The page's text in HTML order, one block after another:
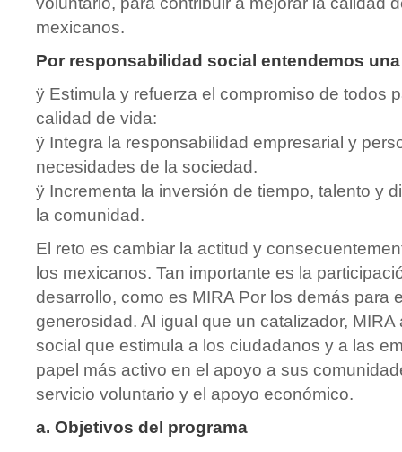
mexicanos.
Por responsabilidad social entendemos
ÿ Estimula y refuerza el compromiso de todos
calidad de vida:
ÿ Integra la responsabilidad empresarial y
necesidades de la sociedad.
ÿ Incrementa la inversión de tiempo, talento y
la comunidad.
El reto es cambiar la actitud y
los mexicanos. Tan importante es la
desarrollo, como es MIRA Por los demás para
generosidad. Al igual que un catalizador,
social que estimula a los ciudadanos y a las
papel más activo en el apoyo a sus
servicio voluntario y el apoyo económico.
a. Objetivos del programa